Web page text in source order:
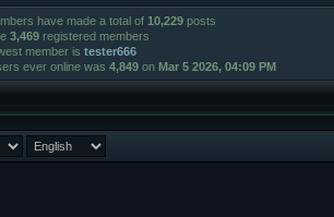
have made a total of 10,229 posts
3,469 registered members
member is tester666
ever online was 4,849 on Mar 5 2026, 04:09 PM